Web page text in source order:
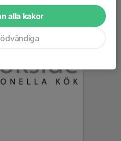
alla kakor